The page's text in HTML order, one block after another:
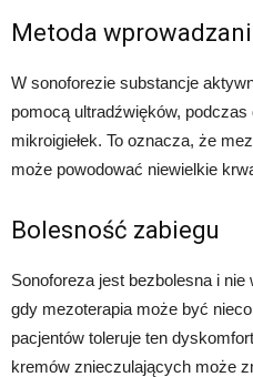
Metoda
W sonoforezie substancje
pomocą ultradźwięków,
mikroigiełek. To oznacza, że
może powodować niewielkie
Bolesność zabiegu
Sonoforeza jest bezbolesna i
gdy mezoterapia może być
pacjentów toleruje ten
kremów znieczulających może